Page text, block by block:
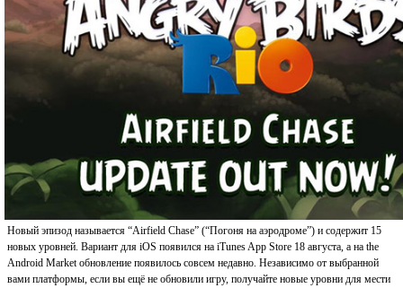
Новый эпизод называется “Airfield Chase” (“Погоня на аэродроме”) и содержит 15
новых уровней. Вариант для iOS появился на iTunes App Store 18 августа, а на the
Android Market обновление появилось совсем недавно. Независимо от выбранной
вами платформы, если вы ещё не обновили игру, получайте новые уровни для мести